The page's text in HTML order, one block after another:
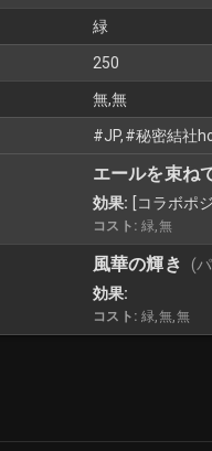
緑
250
無,無
#JP,#秘密結社
エールを束ね
効果: [コラボポ
コスト: 緑,無
風華の輝き (
効果:
コスト: 緑,無,無